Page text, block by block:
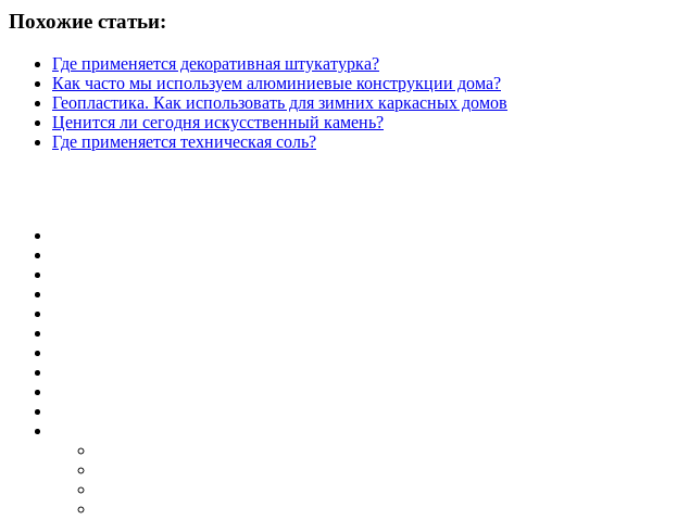
Похожие статьи:
Где применяется декоративная штукатурка?
Как часто мы используем алюминиевые конструкции дома?
Геопластика. Как использовать для зимних каркасных домов
Ценится ли сегодня искусственный камень?
Где применяется техническая соль?